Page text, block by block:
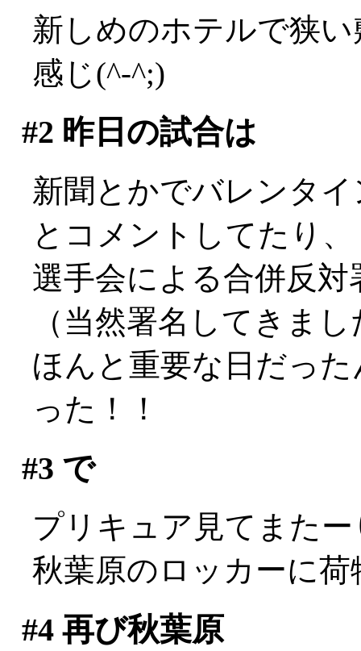
新しめのホテルで狭
感じ(^-^;)
#2 昨日の試合は
新聞とかでバレンタ
とコメントしてたり、
選手会による合併反
（当然署名してきま
ほんと重要な日だっ
った！！
#3 で
プリキュア見てまた
秋葉原のロッカーに
#4再び秋葉原